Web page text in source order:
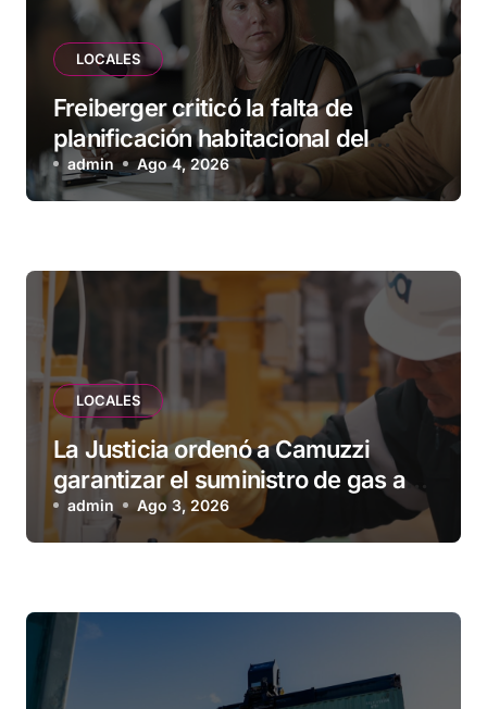
LOCALES
Freiberger criticó la falta de
planificación habitacional del
Municipio: “Vuoto deja afuera a
vecinos que llevan más de 20 años
admin Ago 4, 2026
LOCALES
La Justicia ordenó a Camuzzi
garantizar el suministro de gas a
una familia de Tolhuin
admin Ago 3, 2026